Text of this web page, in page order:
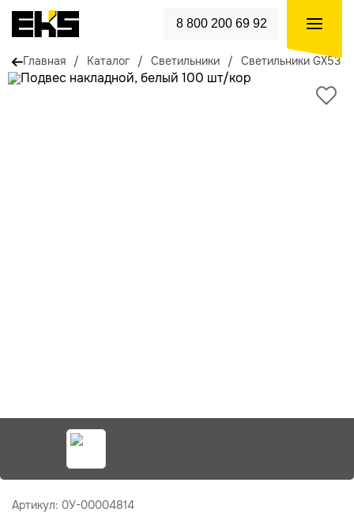
8 800 200 69 92
Главная / Каталог / Светильники / Светильники GX53
Артикул: 0У-00004814